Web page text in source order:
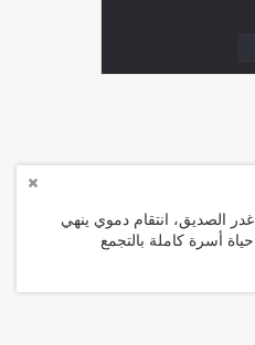
غدر الصديق، انتقام دموي ينهي
حياة أسرة كاملة بالتجمع